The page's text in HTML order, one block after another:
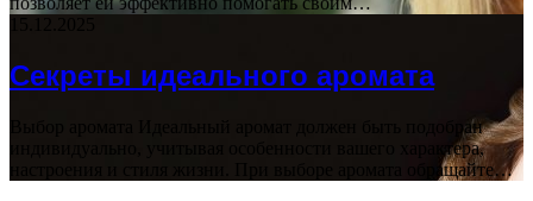
Секреты идеального аромата
Выбор аромата Идеальный аромат должен быть подобран
индивидуально, учитывая особенности вашего характера,
настроения и стиля жизни. При выборе аромата обращайте…